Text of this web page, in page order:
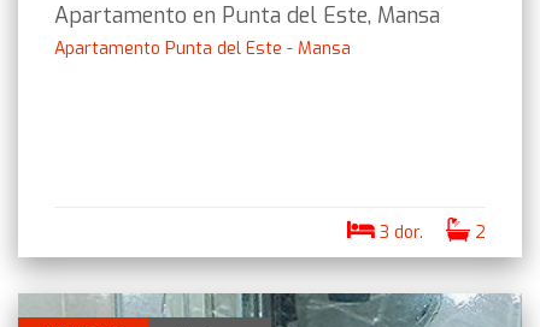
Apartamento en Punta del Este, Mansa
Apartamento Punta del Este - Mansa
3 dor. 2